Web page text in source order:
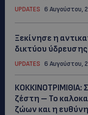
UPDATES 6 Αυγούστου,
Ξεκίνησε η
δικτύου
UPDATES 6 Αυγούστου,
ζέστη – Το
ζώων και η